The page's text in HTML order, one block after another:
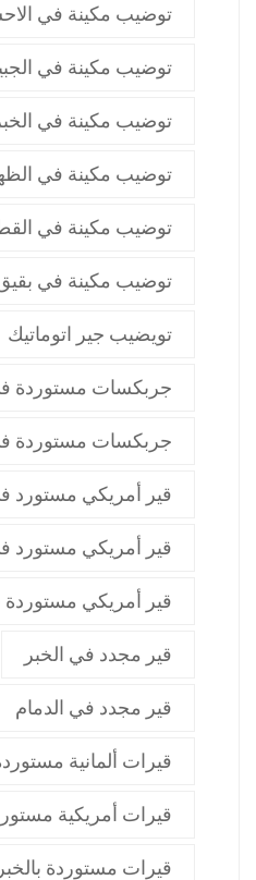
توضيب مكينة في
توضيب مكينة في
توضيب مكينة في
توضيب مكينة في
توضيب مكينة في
توضيب مكينة في
تويضيب جير اتوماتيك
جربكسات مستوردة
جربكسات مستوردة
قير أمريكي مستورد
قير أمريكي مستورد
قير أمريكي مستوردة
قير مجدد في الخبر
قير مجدد في الدمام
قيرات ألمانية
قيرات أمريكية
قيرات مستوردة بالخبر